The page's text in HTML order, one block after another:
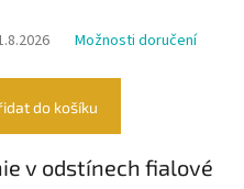
Možnosti doručení
do košíku
v odstínech fialové